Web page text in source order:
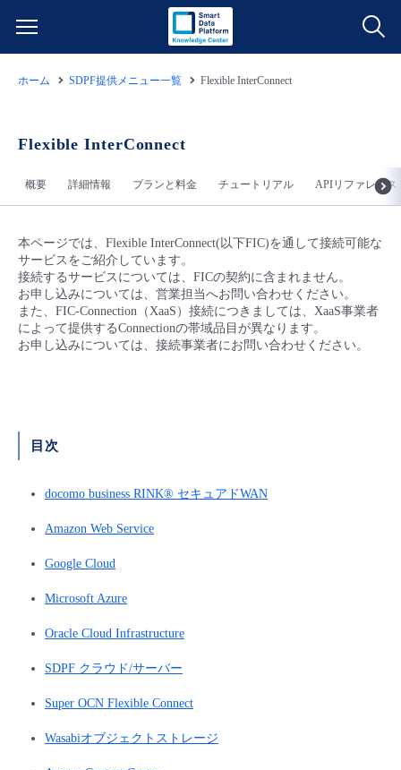
サービス一覧
データ利活用
クラウド/サーバー
ネットワーク
IoT
モニタリング/監査
すべてのメニューを見る
よくある質問
データ利活用
クラウド/サーバー
ネットワーク
IoT
管理機能
料金情報
料金シミュレーター
データ利活用
クラウド/サーバー
モニタリング/監査
すべてのメニューを見る
ご利用開始ガイド
■ 管理機能
- 管理機能
- ユーザー機能の管理
- APIリファレンス
ユースケース
- バックアップ
- データと分析
- IoT
- リモートワーク
- その他
故障/メンテナンス情報
メンテナンス予定
パートナー
販売パートナー向けプログラム
協業パートナー
トレーニング/操作動画
ホーム SDPF提供メニュー一覧 Flexible InterConnect
Flexible InterConnect
概要 詳細情報 プランと料金 チュートリアル APIリファレンス
本ページでは、Flexible InterConnect(以下FIC)を通して接続可能な
サービスをご紹介しています。
接続するサービスについては、FICの契約に含まれません。
お申し込みについては、営業担当へお問い合わせください。
また、FIC-Connection（XaaS）接続につきましては、XaaS事業者
によって提供するConnectionの帯域品目が異なります。
お申し込みについては、接続事業者にお問い合わせください。
目次
docomo business RINK® セキュアドWAN
Amazon Web Service
Google Cloud
Microsoft Azure
Oracle Cloud Infrastructure
SDPF クラウド/サーバー
Super OCN Flexible Connect
Wasabiオブジェクトストレージ